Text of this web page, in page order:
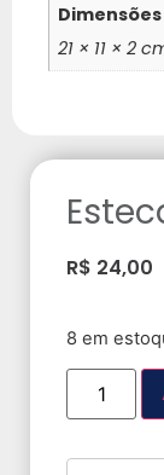
Dimensões
21 × 11 × 2
R$ 24,00
8 em